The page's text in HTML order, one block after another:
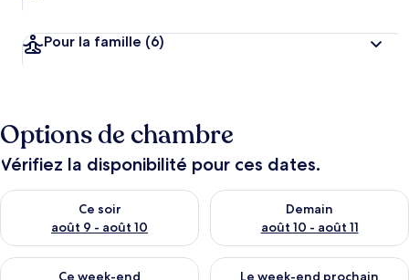
Pour la famille (6)
Options de chambre
Vérifiez la disponibilité pour ces dates.
Ce soir
août 9 - août 10
Vérifier la disponibilité pour ce soir août 9 - août 10
Demain
août 10 - août 11
Vérifier la disponibilité pour
Ce week-end
Vérifier la disponibilité pour ce week-end août 14 - août 16
Le week-end prochain
Vérifier la disponibilité pour